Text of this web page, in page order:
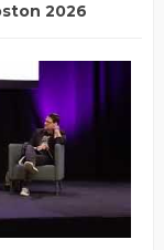
2026